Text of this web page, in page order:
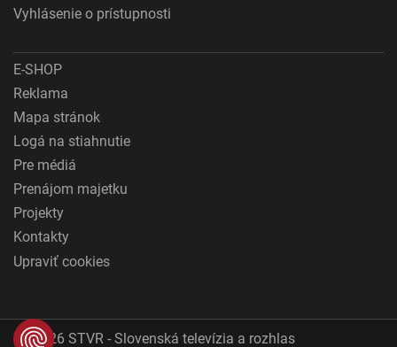
Vyhlásenie o prístupnosti
E-SHOP
Reklama
Mapa stránok
Logá na stiahnutie
Pre médiá
Prenájom majetku
Projekty
Kontakty
Upraviť cookies
© 2026 STVR - Slovenská televízia a rozhlas